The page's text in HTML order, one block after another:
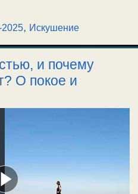
2025, Искушение
и почему
О покое и